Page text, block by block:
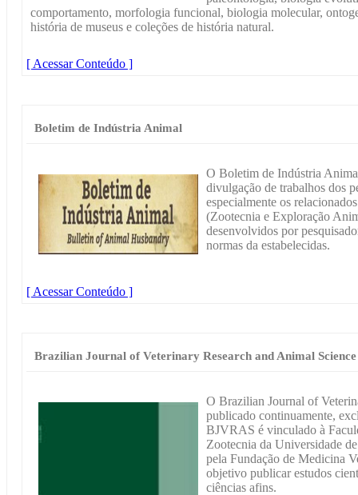
comportamento, morfologia funcional, biologia molecular,
história de museus e coleções de história natural.
[ Acessar Conteúdo ]
Boletim de Indústria Animal
O Boletim de Indústria
divulgação de trabalhos dos
especialmente os
(Zootecnia e Exploração
desenvolvidos por
normas da estabelecidas.
[ Acessar Conteúdo ]
Brazilian Journal of Veterinary Research and Animal Science
O Brazilian Journal of
publicado continuamente,
BJVRAS é vinculado à
Zootecnia da Universidade
pela Fundação de Medicina
objetivo publicar estudos
ciências afins.